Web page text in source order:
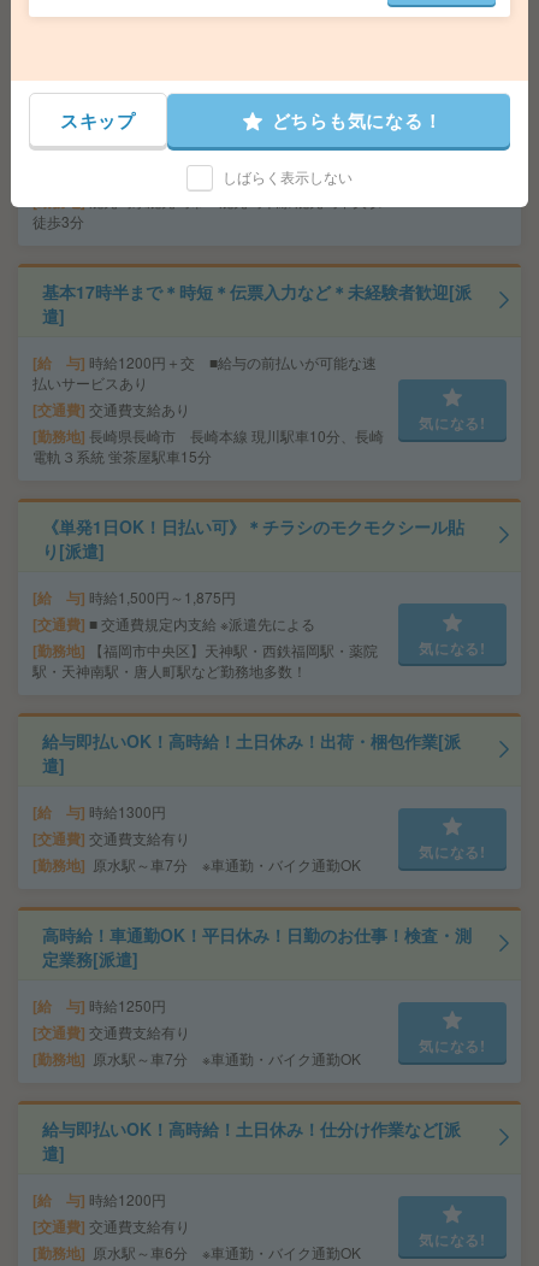
で[正社員への紹介予定派遣]
給 与 時給1320円～1400円＋交 【月収例】219,4
50円～ ■給与の前払いが可能な速払いサービスあり
交通費支給あり
徒歩3分
基本17時半まで＊時短＊伝票入力など＊未経験者歓迎[派
遣]
給 与 時給1200円＋交 ■給与の前払いが可能な速
払いサービスあり
交通費 交通費支給あり
勤務地 長崎県長崎市 長崎本線 現川駅車10分、長崎
電軌３系統 蛍茶屋駅車15分
気になる!
《単発1日OK！日払い可》＊チラシのモクモクシール貼
り[派遣]
給 与 時給1,500円～1,875円
交通費 ■ 交通費規定内支給 ※派遣先による
勤務地
【福岡市中央区】天神駅・西鉄福岡駅・薬院
駅・天神南駅・唐人町駅など勤務地多数！
気になる!
給与即払いOK！高時給！土日休み！出荷・梱包作業[派
遣]
給 与 時給1300円
交通費 交通費支給有り
勤務地 原水駅～車7分 ※車通勤・バイク通勤OK
気になる!
高時給！車通勤OK！平日休み！日勤のお仕事！検査・測
定業務[派遣]
給 与 時給1250円
交通費 交通費支給有り
勤務地 原水駅～車7分 ※車通勤・バイク通勤OK
気になる!
給与即払いOK！高時給！土日休み！仕分け作業など[派
遣]
給 与 時給1200円
交通費 交通費支給有り
勤務地 原水駅～車6分 ※車通勤・バイク通勤OK
気になる!
スキップ どちらも気になる！
しばらく表示しない